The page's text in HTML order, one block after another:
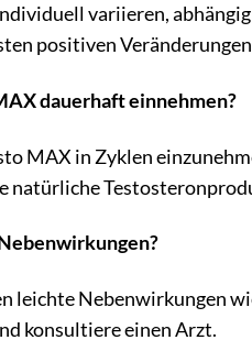
variieren,
positiven
dauerhaft einnehmen?
MAX in Zyklen
natürliche
leichte Nebenwirkungen
konsultiere einen Arzt.